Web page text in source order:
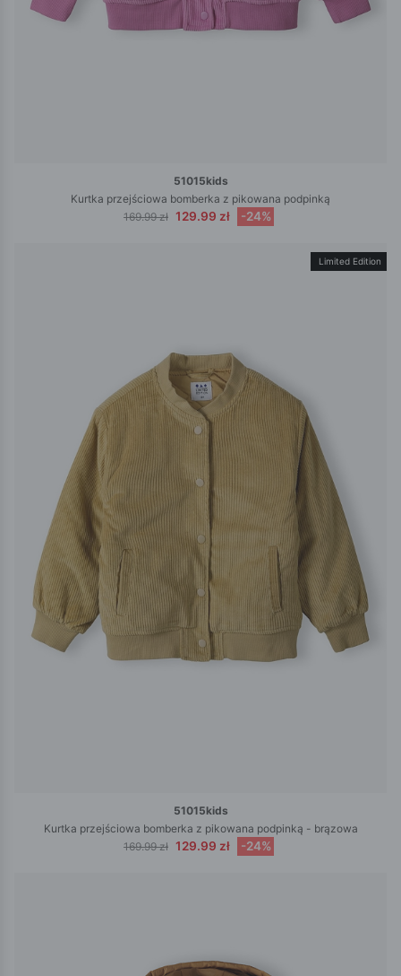
51015kids
Kurtka przejściowa bomberka z pikowana podpinką
169.99 zł 129.99 zł -24%
Limited Edition
51015kids
Kurtka przejściowa bomberka z pikowana podpinką - brązowa
169.99 zł 129.99 zł -24%